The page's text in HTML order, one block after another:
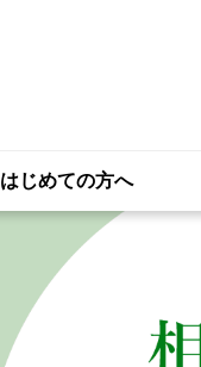
はじめての方へ